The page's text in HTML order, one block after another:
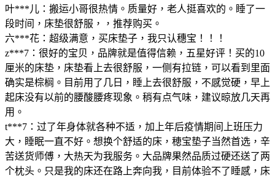
叶***儿：搬运小哥很热情。质量好，老人挺喜欢的。睡了一
段时间，床垫很舒服，，推荐购买。
六***花：超级满意，买床垫子，我只认穗宝！！！
z***7：很好的宝贝，品牌就是值得信赖，五星好评！买的10
厘米的床垫，床垫看上去很舒服，一侧有拉链，可以看到里面
确实是棕榈。目前用了几日，睡上去很舒服，不感觉硬，早上
起床没有以前的腰酸腰疼现象。稍有点气味，建议晾放几天再
用。
t***7：过了年身体就各种不适，加上年后疫情期间上班压力
大，睡眠一直不好。想换个舒适的床，穂宝垫子当然首选，辛
苦送货师傅，大热天为我服务。大品牌果然品质过硬还送了两
个枕头。只是我的床还在路上奔向我，目前体验不了睡感，床